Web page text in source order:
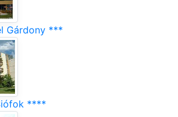
Gárdony ***
****